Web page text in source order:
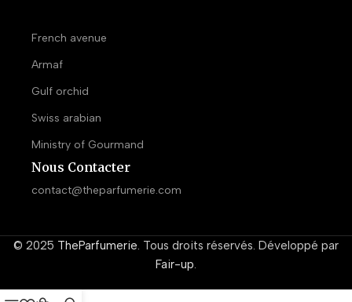
French avenue
Armaf
Gulf orchid
Swiss arabian
Ministry of Gourmand
Nous Contacter
contact@theparfumerie.com
© 2025 TheParfumerie. Tous droits réservés. Développé par
Fair-up.